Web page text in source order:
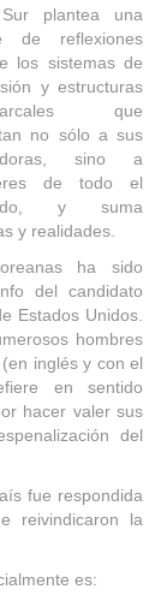
plantea una
de reflexiones
los sistemas de
y estructuras
que
no sólo a sus
sino a
de todo el
y suma
y realidades.
ha sido
del candidato
Estados Unidos.
hombres
inglés y con el
en sentido
hacer valer sus
del
fue respondida
reivindicaron la
es: